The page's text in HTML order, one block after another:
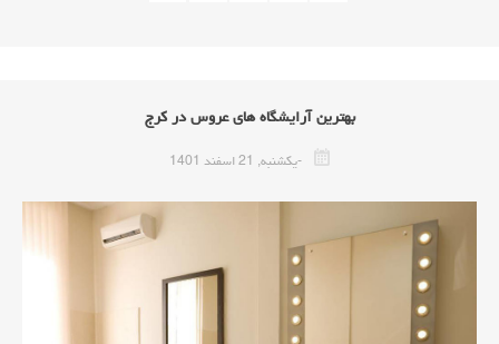
بهترین آرایشگاه های عروس در کرج
-يكشنبه, 21 اسفند 1401